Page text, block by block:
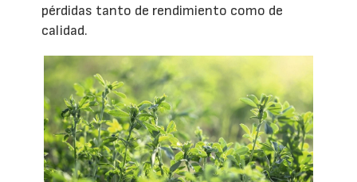
pérdidas tanto de rendimiento como de
calidad.